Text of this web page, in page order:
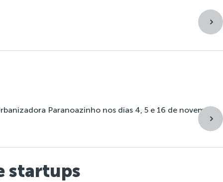
Paranoazinho nos dias 4, 5 e 16 de novembro.
startups